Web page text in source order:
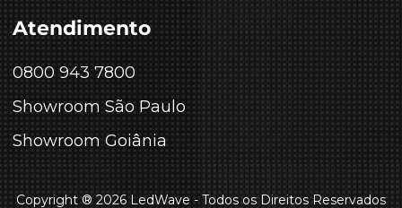
Atendimento
0800 943 7800
Showroom São Paulo
Showroom Goiânia
Copyright ® 2026 LedWave - Todos os Direitos Reservados